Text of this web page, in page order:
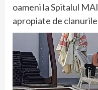
oameni la Spitalul
apropiate de